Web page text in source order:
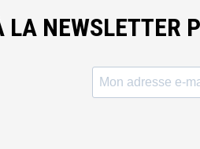
LA NEWSLETTER